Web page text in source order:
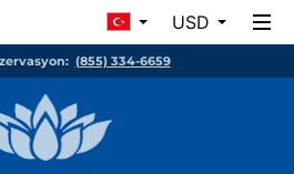
USD
(855) 334-6659